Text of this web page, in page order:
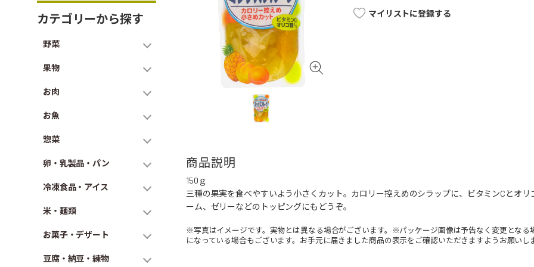
カテゴリーから探す
野菜
果物
お肉
お魚
惣菜
卵・乳製品・パン
冷凍食品・アイス
米・麺類
お菓子・デザート
豆腐・納豆・練物
マイリストに登録する
商品説明
150ｇ
三種の果実を食べやすいよう小さくカット。カロリー控えめのシラップに、ビタミンCとオ
ーム、ゼリーなどのトッピングにもどうぞ。
※写真はイメージです。実物とは異なる場合がございます。※パッケージ画像は予告なく変更とな
になっている場合もございます。お手元に届きました商品の表示をご確認いただきますようお願いし